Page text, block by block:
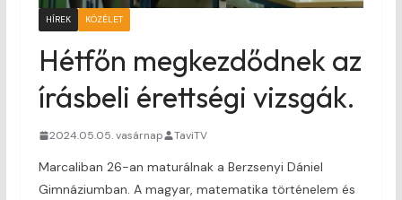
HÍREK KÖZÉLET
Hétfőn megkezdődnek az
írásbeli érettségi vizsgák.
2024.05.05. vasárnap TaviTV
Marcaliban 26-an maturálnak a Berzsenyi Dániel
Gimnáziumban. A magyar, matematika történelem és